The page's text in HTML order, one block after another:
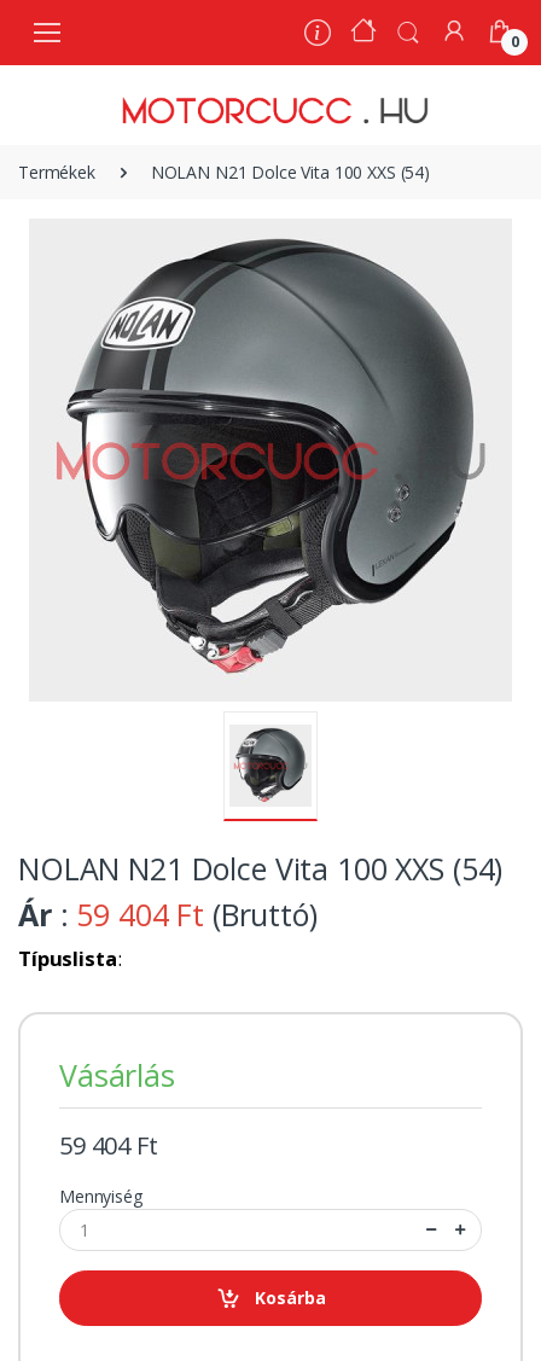
0
Termékek NOLAN N21 Dolce Vita 100 XXS (54)
NOLAN N21 Dolce Vita 100 XXS (54)
Ár : 59 404 Ft (Bruttó)
Típuslista:
Vásárlás
59 404 Ft
Mennyiség
Kosárba
0